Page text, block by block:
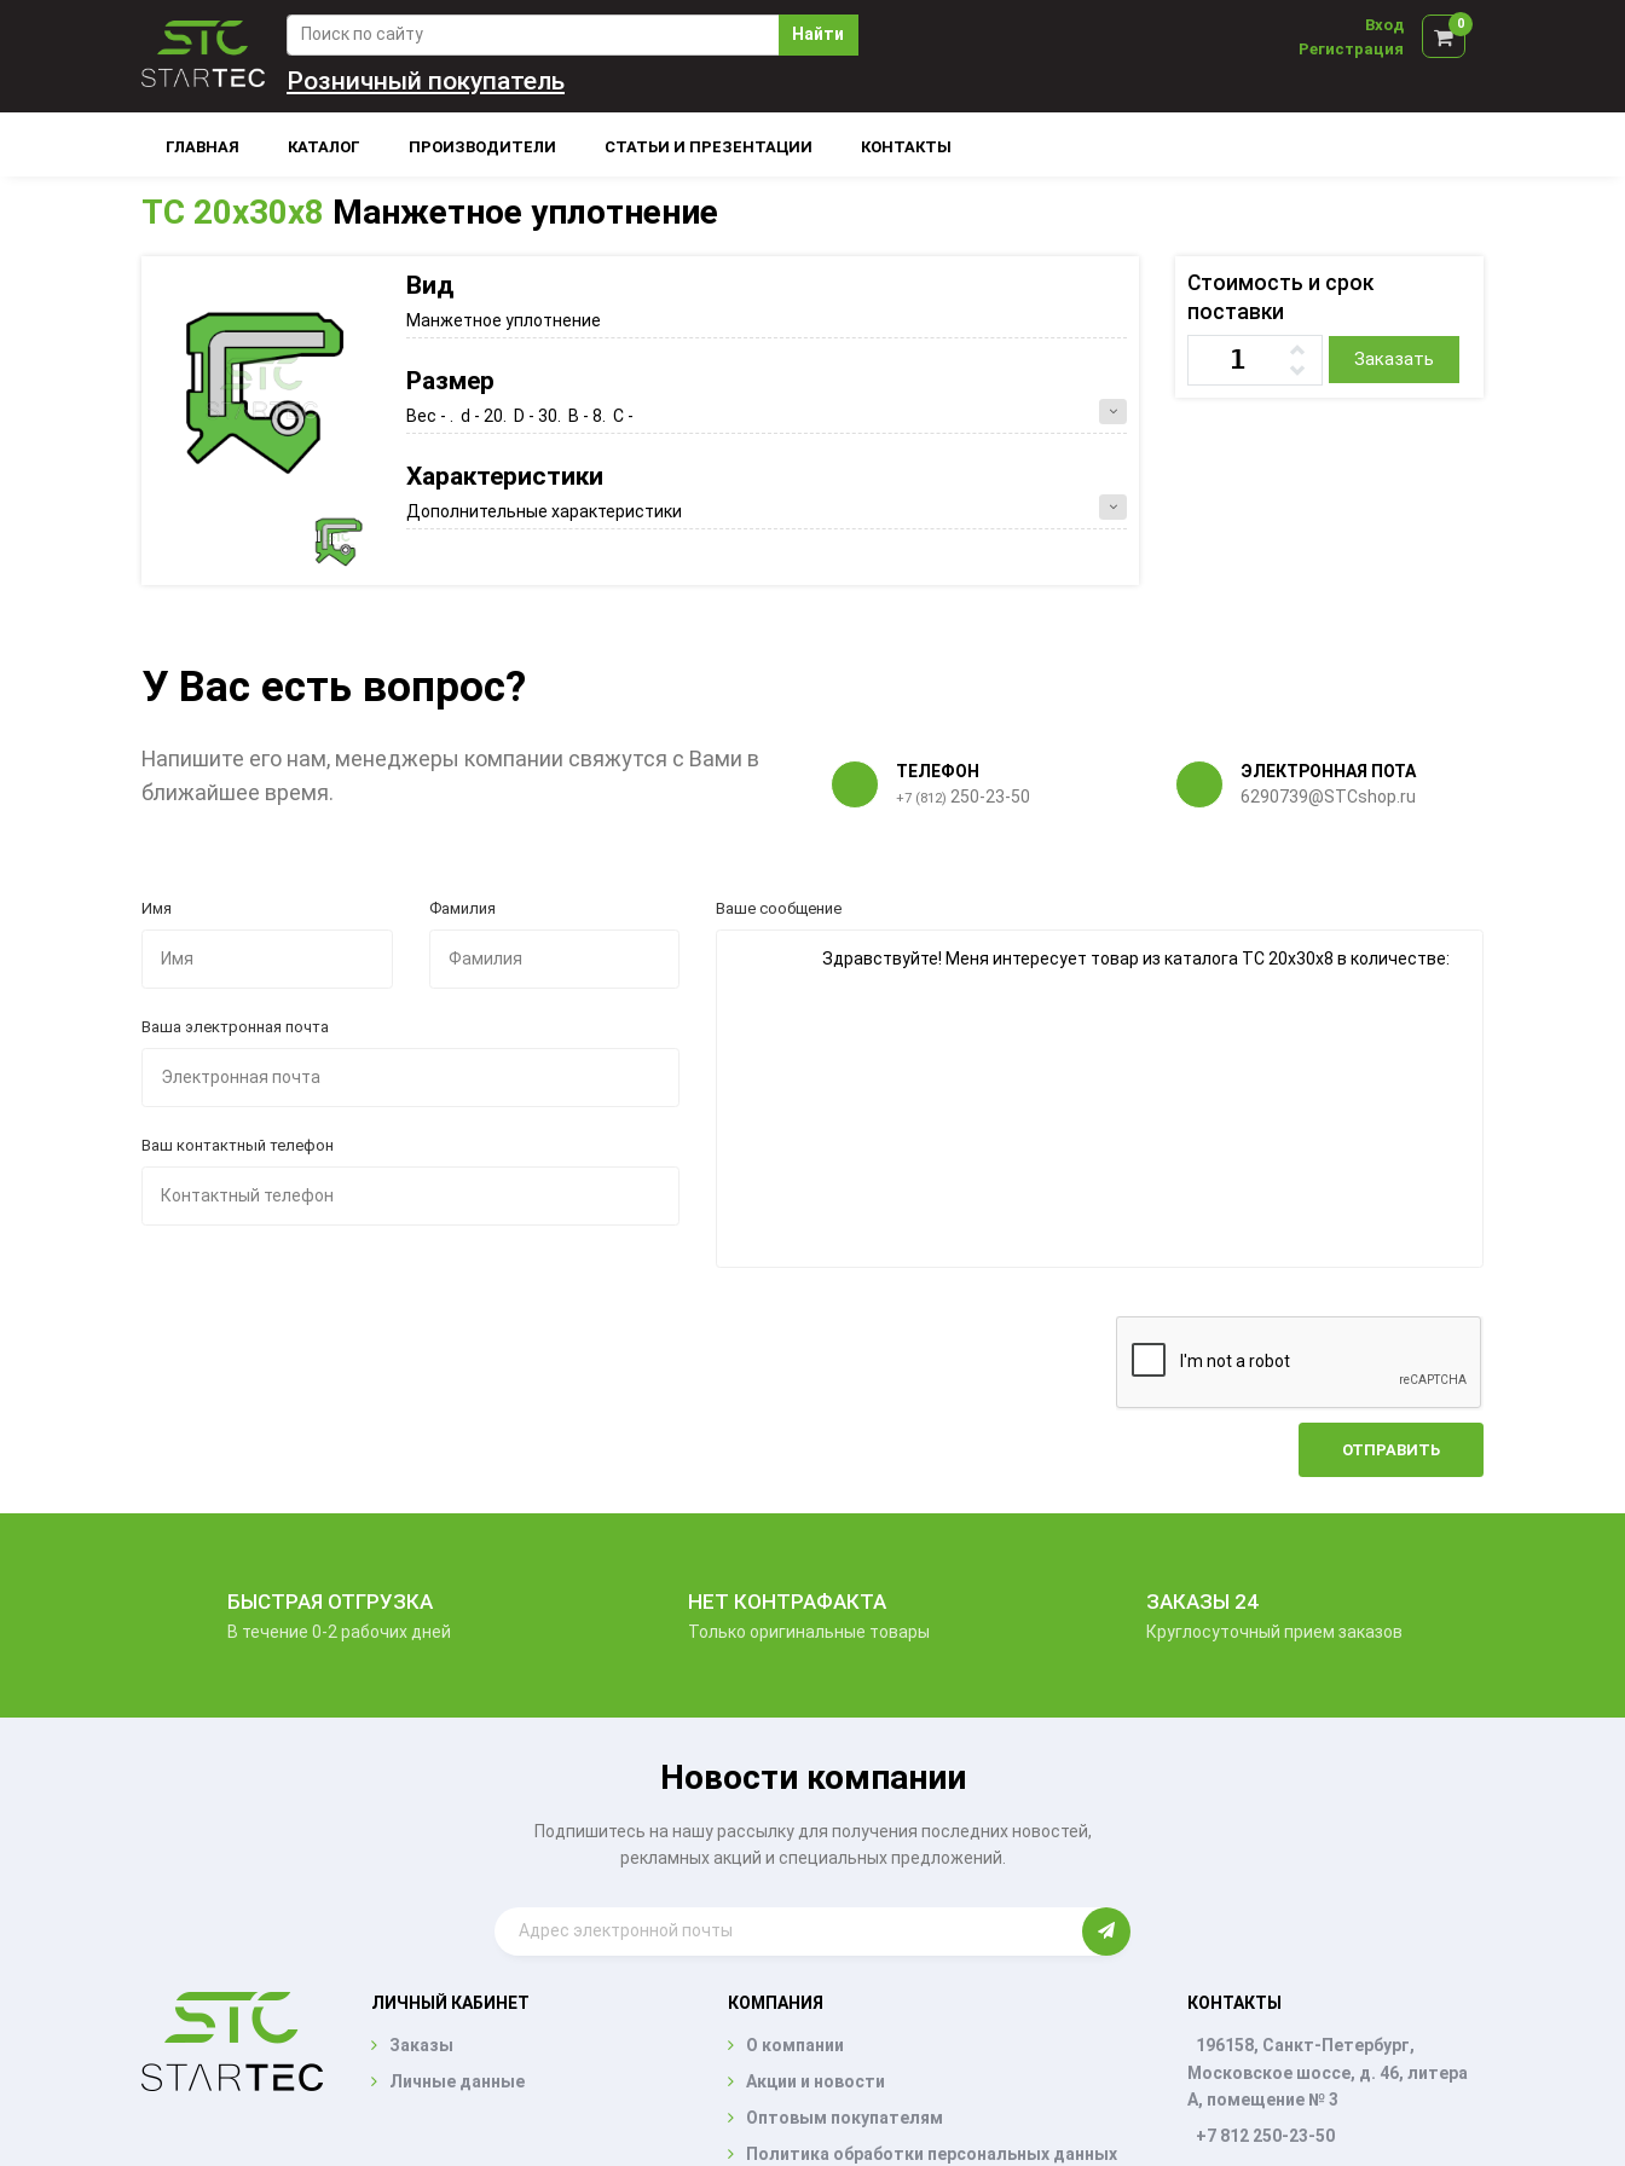
Найти
Вход
Регистрация
0
Розничный покупатель
ГЛАВНАЯ КАТАЛОГ ПРОИЗВОДИТЕЛИ СТАТЬИ И ПРЕЗЕНТАЦИИ КОНТАКТЫ
TC 20x30x8 Манжетное уплотнение
Вид
Манжетное уплотнение
Размер
Вес - . d - 20. D - 30. B - 8. C -
Характеристики
Дополнительные характеристики
Стоимость и срок
поставки
Заказать
У Вас есть вопрос?
Напишите его нам, менеджеры компании свяжутся с Вами в
ближайшее время.
ТЕЛЕФОН
+7 (812) 250-23-50
ЭЛЕКТРОННАЯ ПОТА
6290739@STCshop.ru
Имя Фамилия
Ваша электронная почта
Ваш контактный телефон
Ваше сообщение
ОТПРАВИТЬ
БЫСТРАЯ ОТГРУЗКА
В течение 0-2 рабочих дней
НЕТ КОНТРАФАКТА
Только оригинальные товары
ЗАКАЗЫ 24
Круглосуточный прием заказов
Новости компании
Подпишитесь на нашу рассылку для получения последних новостей,
рекламных акций и специальных предложений.
ЛИЧНЫЙ КАБИНЕТ
Заказы
Личные данные
КОМПАНИЯ
О компании
Акции и новости
Оптовым покупателям
Политика обработки персональных данных
КОНТАКТЫ
196158, Санкт-Петербург,
Московское шоссе, д. 46, литера
А, помещение № 3
+7 812 250-23-50